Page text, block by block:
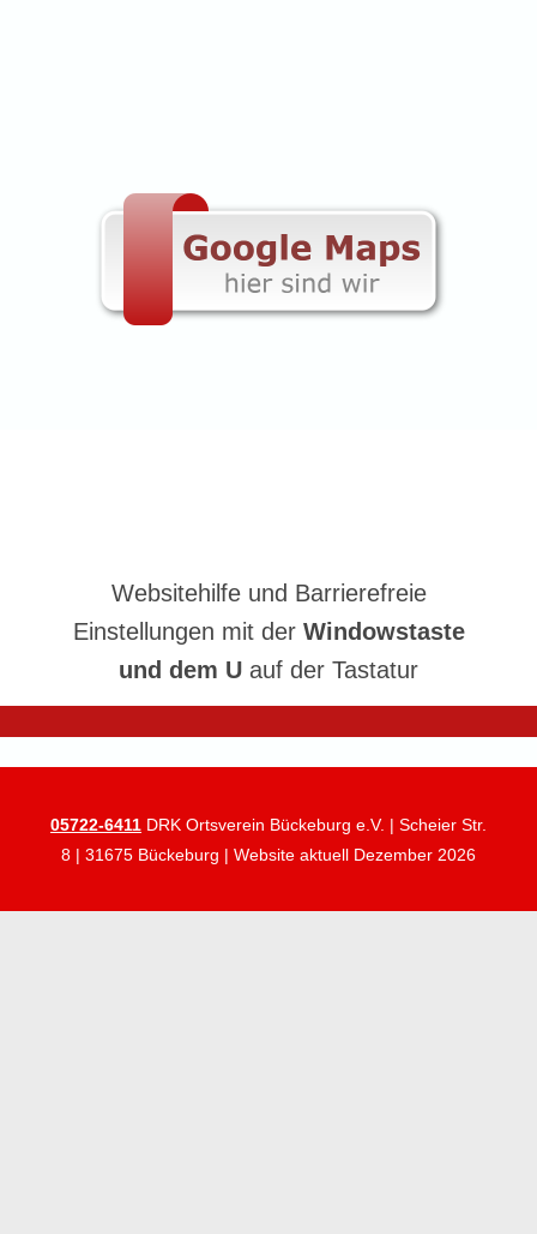
Websitehilfe und Barrierefreie
Einstellungen mit der Windowstaste
und dem U auf der Tastatur
05722-6411 DRK Ortsverein Bückeburg e.V. | Scheier Str.
8 | 31675 Bückeburg | Website aktuell Dezember 2026